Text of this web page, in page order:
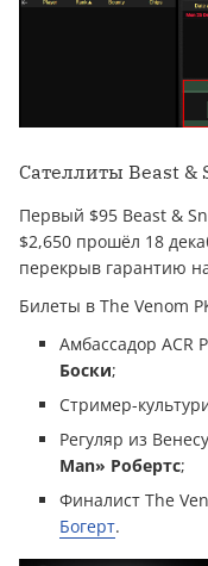
Сателлиты Beast &
Первый $95 Beast &
$2,650 прошёл 18
перекрыв гарантию
Билеты в The Venom
Амбассадор ACR
Боски;
Стример-
Регуляр из
Man» Робертс;
Финалист The
Богерт.